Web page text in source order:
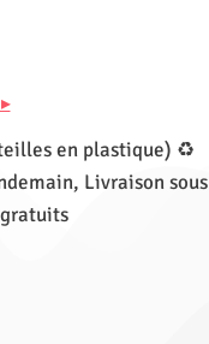
en plastique) ♻
Livraison sous